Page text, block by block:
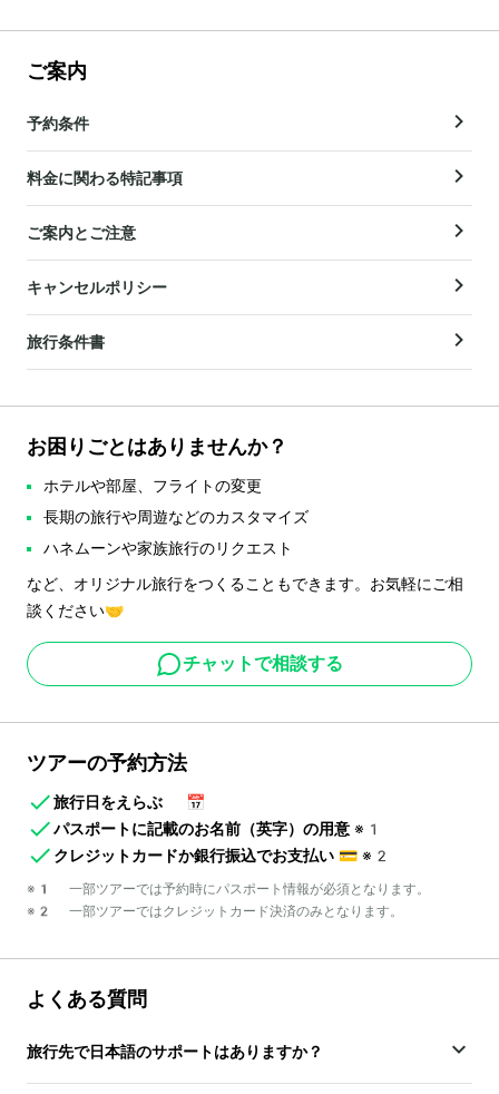
ご案内
予約条件
料金に関わる特記事項
ご案内とご注意
キャンセルポリシー
旅行条件書
お困りごとはありませんか？
ホテルや部屋、フライトの変更
長期の旅行や周遊などのカスタマイズ
ハネムーンや家族旅行のリクエスト
など、オリジナル旅行をつくることもできます。お気軽にご相
談ください🤝
チャットで相談する
ツアーの予約方法
旅行日をえらぶ
📅
パスポートに記載のお名前（英字）の用意 ※1
クレジットカードか銀行振込でお支払い 💳 ※2
※1 一部ツアーでは予約時にパスポート情報が必須となります。
※2 一部ツアーではクレジットカード決済のみとなります。
よくある質問
旅行先で日本語のサポートはありますか？